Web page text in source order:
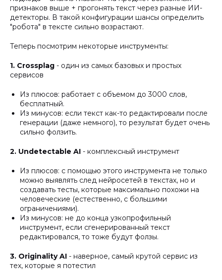
признаков выше + прогонять текст через разные ИИ-
детекторы. В такой конфигурации шансы определить
"робота" в тексте сильно возрастают.
Теперь посмотрим некоторые инструменты:
1. Crossplag - один из самых базовых и простых
сервисов
Из плюсов: работает с объемом до 3000 слов,
бесплатный.
Из минусов: если текст как-то редактировали после
генерации (даже немного), то результат будет очень
сильно фолзить.
2. Undetectable AI - комплексный инструмент
Из плюсов: с помощью этого инструмента не только
можно выявлять след нейросетей в текстах, но и
создавать тесты, которые максимально похожи на
человеческие (естественно, с большими
ограничениями).
Из минусов: не до конца узкопрофильный
инструмент, если сгенерированный текст
редактировался, то тоже будут фолзы.
3. Originality AI - наверное, самый крутой сервис из
тех, которые я потестил